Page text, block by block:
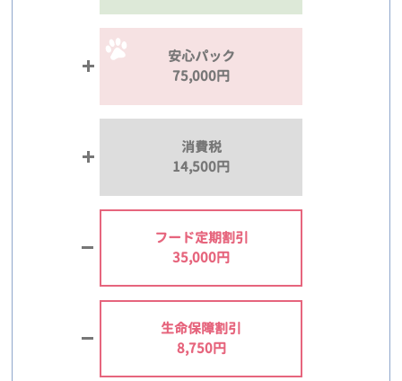
安心パック
75,000円
消費税
14,500円
フード定期割引
35,000円
生命保障割引
8,750円